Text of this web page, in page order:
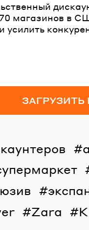
70 магазинов в
усилить
ЗАГРУЗИТЬ
Zara